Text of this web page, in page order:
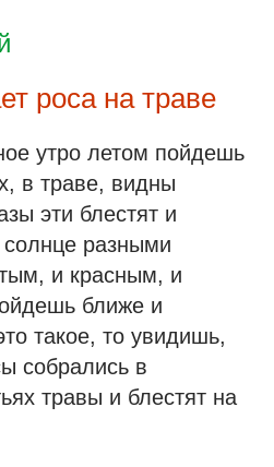
роса на траве
утро летом пойдешь
в траве, видны
эти блестят и
разными
и красным, и
ближе и
такое, то увидишь,
собрались в
травы и блестят на